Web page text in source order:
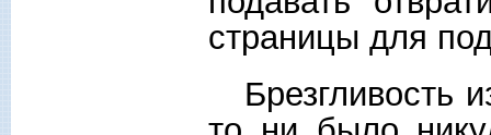
страницы для
Брезгливость